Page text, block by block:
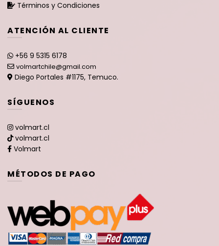
Términos y Condiciones
ATENCIÓN AL CLIENTE
+56 9 5315 6178
volmartchile@gmail.com
Diego Portales #1175, Temuco.
SÍGUENOS
volmart.cl
volmart.cl
Volmart
MÉTODOS DE PAGO